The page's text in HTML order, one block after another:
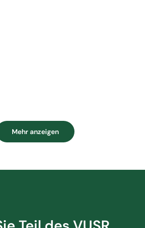
Mehr anzeigen